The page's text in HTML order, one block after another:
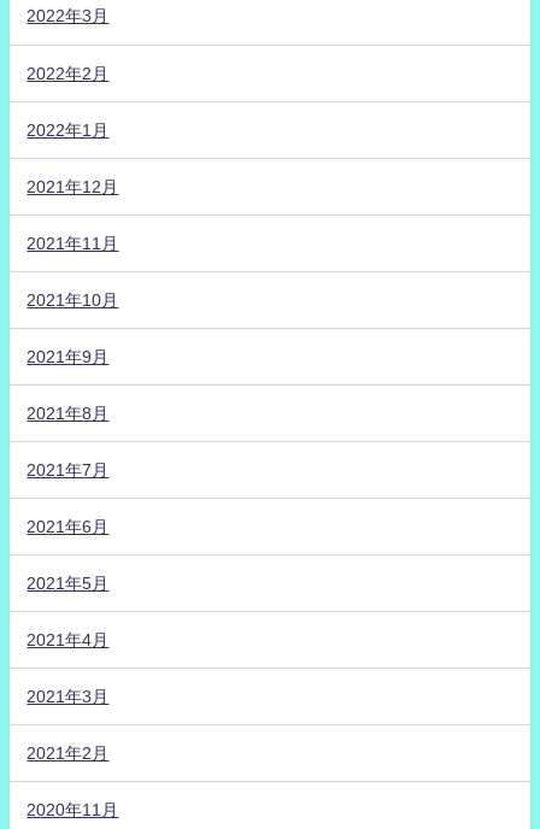
2022年3月
2022年2月
2022年1月
2021年12月
2021年11月
2021年10月
2021年9月
2021年8月
2021年7月
2021年6月
2021年5月
2021年4月
2021年3月
2021年2月
2020年11月